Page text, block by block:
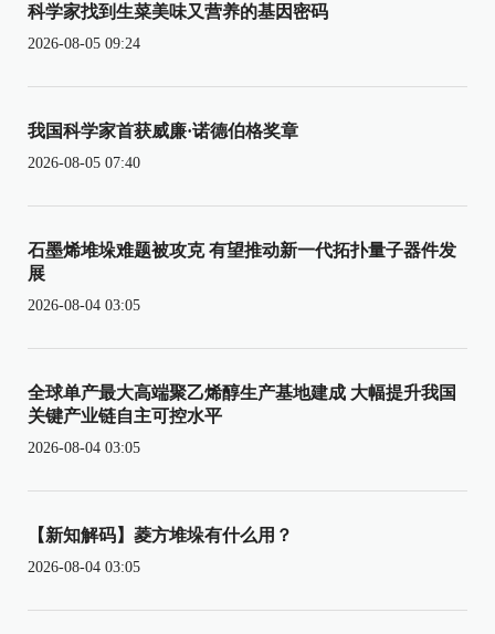
科学家找到生菜美味又营养的基因密码
2026-08-05 09:24
我国科学家首获威廉·诺德伯格奖章
2026-08-05 07:40
石墨烯堆垛难题被攻克 有望推动新一代拓扑量子器件发
展
2026-08-04 03:05
全球单产最大高端聚乙烯醇生产基地建成 大幅提升我国
关键产业链自主可控水平
2026-08-04 03:05
【新知解码】菱方堆垛有什么用？
2026-08-04 03:05